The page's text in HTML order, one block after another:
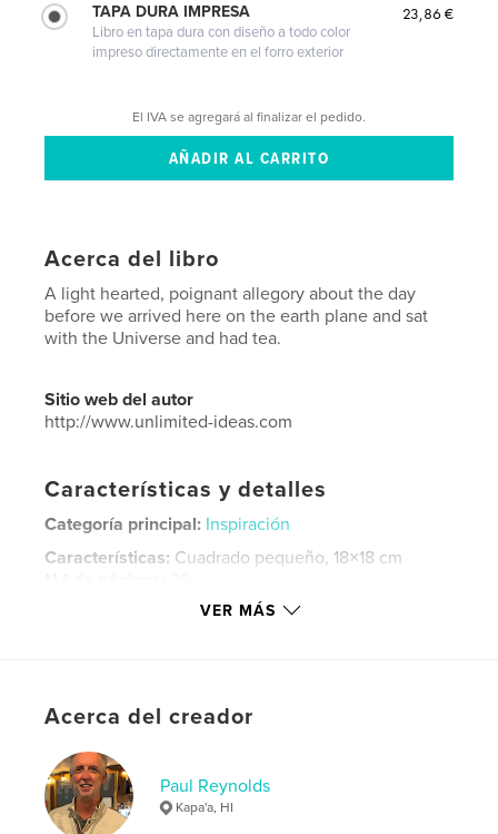
TAPA DURA IMPRESA
Libro en tapa dura con diseño a todo color
impreso directamente en el forro exterior
23,86 €
El IVA se agregará al finalizar el pedido.
Acerca del libro
A light hearted, poignant allegory about the day
before we arrived here on the earth plane and sat
with the Universe and had tea.
Sitio web del autor
http://www.unlimited-ideas.com
Características y detalles
Categoría principal: Inspiración
Características: Cuadrado pequeño, 18×18 cm
inspire
VER MÁS
Acerca del creador
Paul Reynolds
Kapa'a, HI